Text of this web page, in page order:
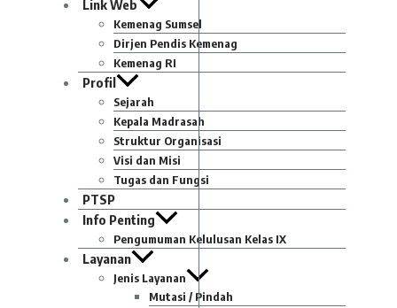
Link Web
Kemenag Sumsel
Dirjen Pendis Kemenag
Kemenag RI
Profil
Sejarah
Kepala Madrasah
Struktur Organisasi
Visi dan Misi
Tugas dan Fungsi
PTSP
Info Penting
Pengumuman Kelulusan Kelas IX
Layanan
Jenis Layanan
Mutasi / Pindah